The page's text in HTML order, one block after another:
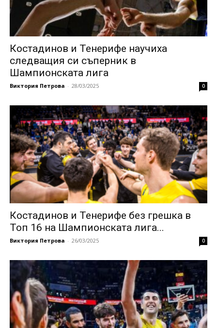
Костадинов и Тенерифе научиха
следващия си съперник в
Шампионската лига
Виктория Петрова - 28/03/2025 0
Костадинов и Тенерифе без грешка в
Топ 16 на Шампионската лига...
Виктория Петрова - 26/03/2025 0